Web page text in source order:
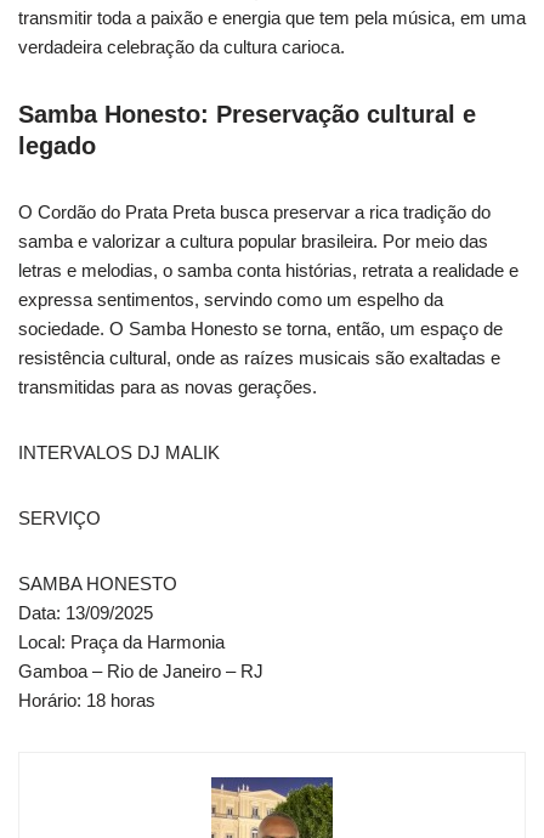
transmitir toda a paixão e energia que tem pela música, em uma
verdadeira celebração da cultura carioca.
Samba Honesto: Preservação cultural e
legado
O Cordão do Prata Preta busca preservar a rica tradição do
samba e valorizar a cultura popular brasileira. Por meio das
letras e melodias, o samba conta histórias, retrata a realidade e
expressa sentimentos, servindo como um espelho da
sociedade. O Samba Honesto se torna, então, um espaço de
resistência cultural, onde as raízes musicais são exaltadas e
transmitidas para as novas gerações.
INTERVALOS DJ MALIK
SERVIÇO
SAMBA HONESTO
Data: 13/09/2025
Local: Praça da Harmonia
Gamboa – Rio de Janeiro – RJ
Horário: 18 horas